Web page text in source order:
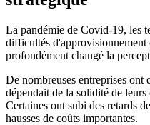
La pandémie de Covid-19, les
difficultés d'approvisionnement
profondément changé la
De nombreuses entreprises
dépendait de la solidité de
Certaines ont subi des retards
hausses de coûts importantes.